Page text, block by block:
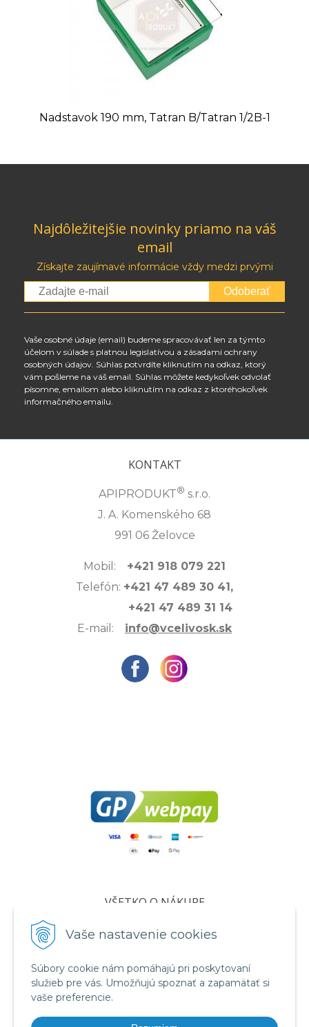
Vaše nastavenie cookies
Súbory cookie nám pomáhajú pri poskytovaní
služieb pre vás. Umožňujú spoznať a zapamätať si
vaše preferencie.
Nadstavok 190 mm, Tatran B/Tatran 1/2B-1
Najdôležitejšie novinky priamo na váš
email
Získajte zaujímavé informácie vždy medzi prvými
Odoberať
Vaše osobné údaje (email) budeme spracovávať len za týmto
účelom v súlade s platnou legislatívou a zásadami ochrany
osobných údajov. Súhlas potvrdíte kliknutím na odkaz, ktorý
vám pošleme na váš email. Súhlas môžete kedykoľvek odvolať
písomne, emailom alebo kliknutím na odkaz z ktoréhokoľvek
informačného emailu.
KONTAKT
APIPRODUKT® s.r.o.
J. A. Komenského 68
991 06 Želovce
Mobil: +421 918 079 221
Telefón: +421 47 489 30 41,
+421 47 489 31 14
E-mail: info@vcelivosk.sk
VŠETKO O NÁKUPE
Certifikáty
Ochrana osobných údajov
Informácie o cookies